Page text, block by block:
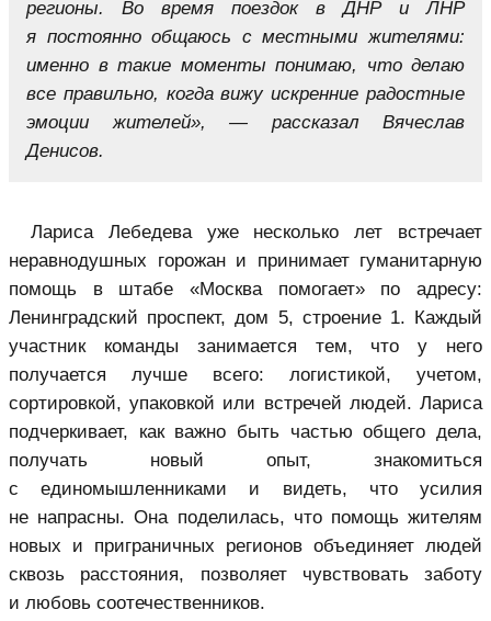
регионы. Во время поездок в ДНР и ЛНР
я постоянно общаюсь с местными жителями:
именно в такие моменты понимаю, что делаю
все правильно, когда вижу искренние радостные
эмоции жителей», — рассказал Вячеслав
Денисов.
Лариса Лебедева уже несколько лет встречает
неравнодушных горожан и принимает гуманитарную
помощь в штабе «Москва помогает» по адресу:
Ленинградский проспект, дом 5, строение 1. Каждый
участник команды занимается тем, что у него
получается лучше всего: логистикой, учетом,
сортировкой, упаковкой или встречей людей. Лариса
подчеркивает, как важно быть частью общего дела,
получать новый опыт, знакомиться
с единомышленниками и видеть, что усилия
не напрасны. Она поделилась, что помощь жителям
новых и приграничных регионов объединяет людей
сквозь расстояния, позволяет чувствовать заботу
и любовь соотечественников.